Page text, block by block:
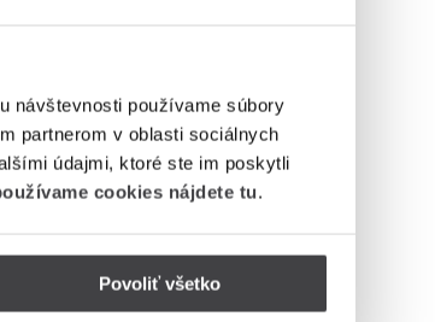
návštevnosti používame súbory
partnerom v oblasti sociálnych
údajmi, ktoré ste im poskytli
cookies nájdete tu.
Povoliť všetko
podmienok aktuálne platnej kampane.